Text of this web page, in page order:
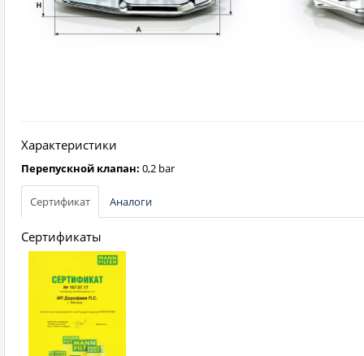
Характеристики
Перепускной клапан: 0,2 bar
Сертификат Аналоги
Сертификаты